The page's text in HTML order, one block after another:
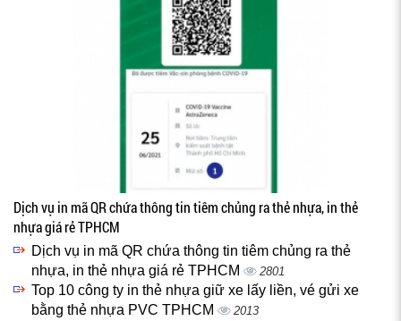
Dịch vụ in mã QR chứa thông tin tiêm chủng ra thẻ nhựa, in thẻ
nhựa giá rẻ TPHCM
Dịch vụ in mã QR chứa thông tin tiêm chủng ra thẻ
nhựa, in thẻ nhựa giá rẻ TPHCM
2801
Top 10 công ty in thẻ nhựa giữ xe lấy liền, vé gửi xe
bằng thẻ nhựa PVC TPHCM
2013